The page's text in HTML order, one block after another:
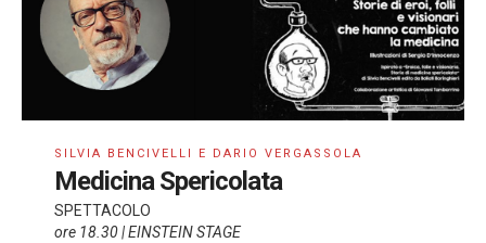
SILVIA BENCIVELLI E DARIO VERGASSOLA
Medicina Spericolata
SPETTACOLO
ore 18.30 | EINSTEIN STAGE